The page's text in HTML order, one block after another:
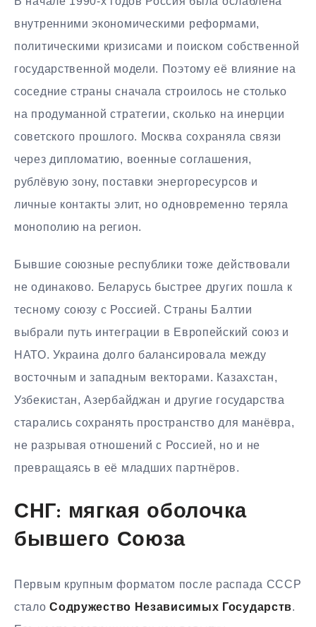
внутренними экономическими реформами,
политическими кризисами и поиском собственной
государственной модели. Поэтому её влияние на
соседние страны сначала строилось не столько
на продуманной стратегии, сколько на инерции
советского прошлого. Москва сохраняла связи
через дипломатию, военные соглашения,
рублёвую зону, поставки энергоресурсов и
личные контакты элит, но одновременно теряла
монополию на регион.
Бывшие союзные республики тоже действовали
не одинаково. Беларусь быстрее других пошла к
тесному союзу с Россией. Страны Балтии
выбрали путь интеграции в Европейский союз и
НАТО. Украина долго балансировала между
восточным и западным векторами. Казахстан,
Узбекистан, Азербайджан и другие государства
старались сохранять пространство для манёвра,
не разрывая отношений с Россией, но и не
превращаясь в её младших партнёров.
СНГ: мягкая оболочка
бывшего Союза
Первым крупным форматом после распада СССР
сталоСодружество Независимых Государств.